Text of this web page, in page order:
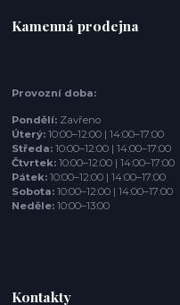
Kamenná prodejna
Provozní doba:
Pondělí: Zavřeno
Úterý: 10:00–12:00 | 14:00–17:00
Středa: 10:00–12:00 | 14:00–17:00
Čtvrtek: 10:00–12:00 | 14:00–17:00
Pátek: 10:00–12:00 | 14:00–17:00
Sobota: 10:00–12:00 | 14:00–17:00
Neděle: 10:00–13:00
Kontakty